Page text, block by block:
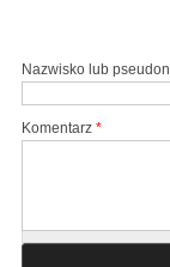
Nazwisko lub
Komentarz *